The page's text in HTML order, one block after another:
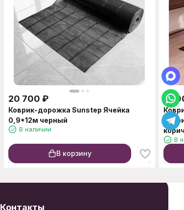
20 700 ₽
Коврик-дорожка Sunstep Ячейка
0,9*12м черный
В наличии
В корзину
1
В
Контакты